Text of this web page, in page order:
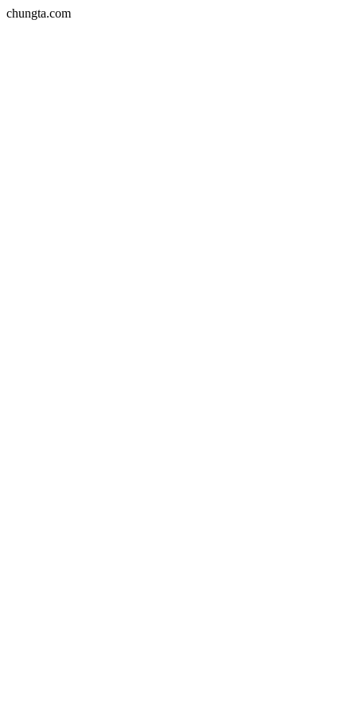
chungta.com